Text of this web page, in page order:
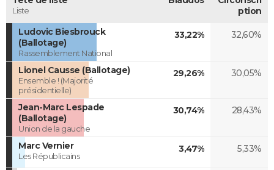
Liste
ption
Ludovic Biesbrouck
(Ballotage)
Rassemblement National
33,22% 32,60%
Lionel Causse (Ballotage)
Ensemble ! (Majorité
présidentielle)
29,26% 30,05%
Jean-Marc Lespade
(Ballotage)
Union de la gauche
30,74% 28,43%
Marc Vernier
Les Républicains
3,47% 5,33%